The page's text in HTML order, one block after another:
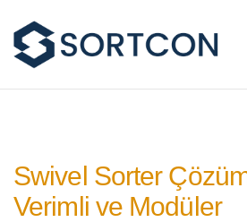
Swivel Sorter
Verimli ve Modüler